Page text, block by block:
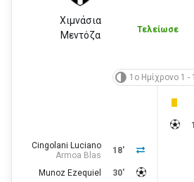
Χιμνάσια
Μεντόζα
Τελείωσε
1ο Ημίχρονο 1 - 1
18'
Cingolani Luciano
Armoa Blas
30'
Munoz Ezequiel